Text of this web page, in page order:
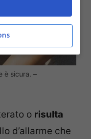
è sicura. –
o risulta
d’allarme che